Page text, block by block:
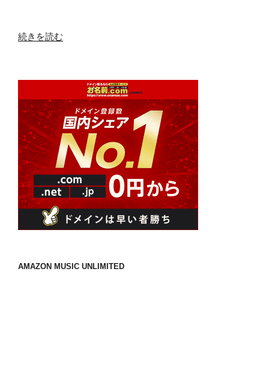
“ワ
ド
ク
ー
ル
(Worldschooling)
に
最
適
な、
ラ
続きを読む
AMAZON MUSIC UNLIMITED